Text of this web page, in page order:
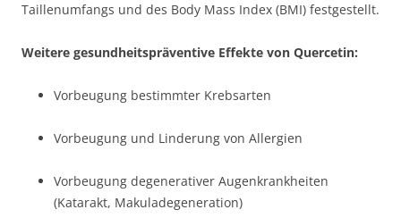
Taillenumfangs und des Body Mass Index (BMI) festgestellt.
Weitere gesundheitspräventive Effekte von Quercetin:
Vorbeugung bestimmter Krebsarten
Vorbeugung und Linderung von Allergien
Vorbeugung degenerativer Augenkrankheiten
(Katarakt, Makuladegeneration)